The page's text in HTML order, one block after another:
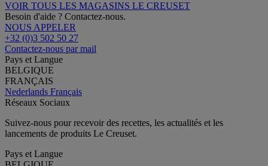
VOIR TOUS LES MAGASINS LE CREUSET
Besoin d'aide ? Contactez-nous.
NOUS APPELER
+32 (0)3 502 50 27
Contactez-nous par mail
Pays et Langue
BELGIQUE
FRANÇAIS
Nederlands Français
Réseaux Sociaux
Suivez-nous pour recevoir des recettes, les actualités et les
lancements de produits Le Creuset.
Pays et Langue